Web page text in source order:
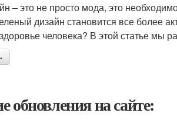
– это не просто мода, это
дизайн становится все более
человека? В этой статье мы
обновления на сайте: